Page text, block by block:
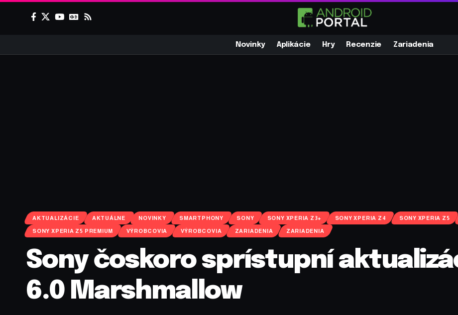
Novinky Aplikácie Hry Recenzie Zariadenia
AKTUALIZÁCIE AKTUÁLNE NOVINKY SMARTPHONY SONY SONY XPERIA Z3+ SONY XPERIA Z4 SONY XPERIA Z5
SONY XPERIA Z5 PREMIUM VÝROBCOVIA VÝROBCOVIA ZARIADENIA ZARIADENIA
Sony čoskoro sprístupní
6.0 Marshmallow